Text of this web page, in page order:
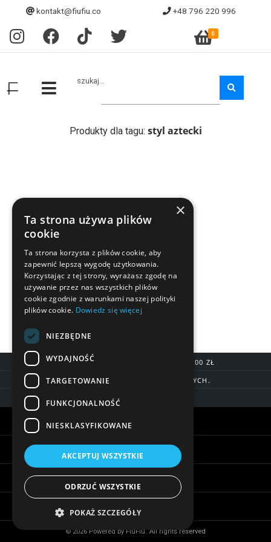
kontakt@fiufiu.co +48 796 220 996
0
szukaj...
Produkty dla tagu: styl aztecki
DARMOWA DOSTAWA OD 200,00 ZŁ
DOSTAWA DO 7 DNI ROBOCZYCH.
BLIK, SZYBKIE PRZELEWY
Informacje
© 2026 Powered by FiuFiu. All rights reserved
×
Ta strona używa plików
cookie
Ta strona korzysta z plików cookie, aby
zapewnić lepszą wygodę użytkowania.
Korzystając z tej strony, wyrażasz zgodę na
używanie przez nas wszystkich plików
cookie zgodnie z warunkami naszej polityki
plików cookie. Dowiedz się więcej
NIEZBĘDNE
WYDAJNOŚĆ
TARGETOWANIE
FUNKCJONALNOŚĆ
NIESKLASYFIKOWANE
AKCEPTUJ WSZYSTKIE
ODRZUĆ WSZYSTKIE
POKAŻ SZCZEGÓŁY